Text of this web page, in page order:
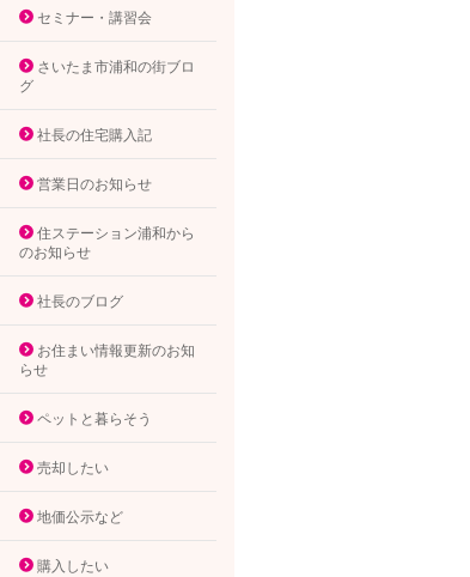
セミナー・講習会
さいたま市浦和の街ブロ
グ
社長の住宅購入記
営業日のお知らせ
住ステーション浦和から
のお知らせ
社長のブログ
お住まい情報更新のお知
らせ
ペットと暮らそう
売却したい
地価公示など
購入したい